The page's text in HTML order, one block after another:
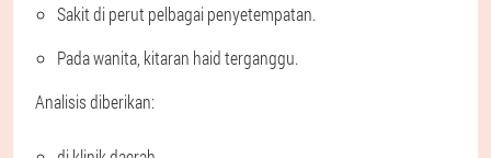
Sakit di perut pelbagai penyetempatan.
Pada wanita, kitaran haid terganggu.
Analisis diberikan: